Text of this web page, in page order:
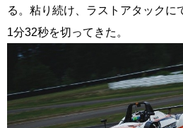
る。粘り続け、ラストアタックに
1分32秒を切ってきた。